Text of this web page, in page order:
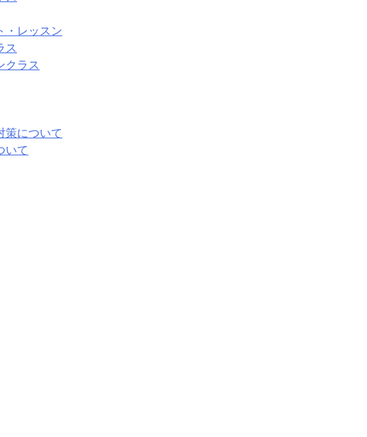
・レッスン
ス
クラス
策について
いて